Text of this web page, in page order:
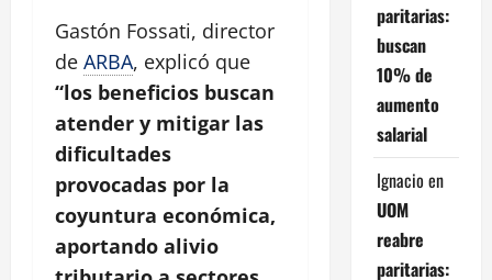
Gastón Fossati, director
de ARBA, explicó que
“los beneficios buscan
atender y mitigar las
dificultades
provocadas por la
coyuntura económica,
aportando alivio
paritarias:
buscan
10% de
aumento
salarial
Ignacio en
UOM
reabre
paritarias: